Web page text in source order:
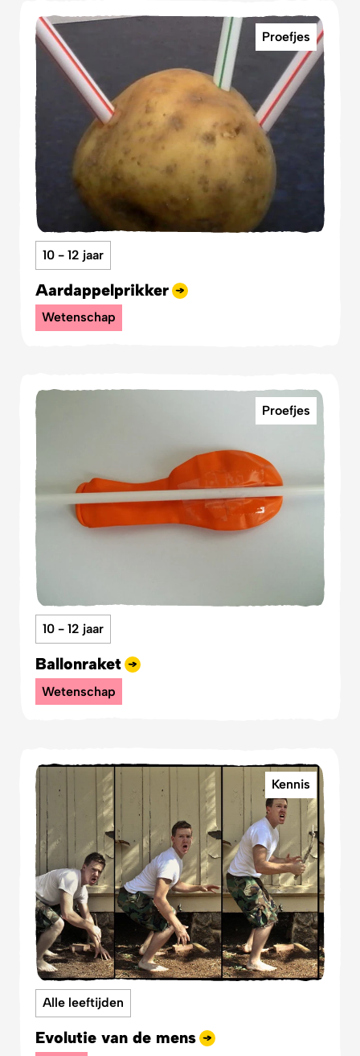
Proefjes
10 - 12 jaar
Aardappelprikker
Wetenschap
Proefjes
10 - 12 jaar
Ballonraket
Wetenschap
Kennis
Alle leeftijden
Evolutie van de mens